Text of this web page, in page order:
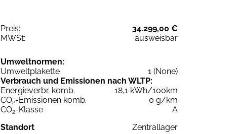
Preis:
34.299,00 €
MWSt:
ausweisbar
Umweltnormen:
Umweltplakette
1 (None)
Verbrauch und Emissionen nach WLTP:
Energieverbr. komb.
18,1 kWh/100km
CO2-Emissionen komb.
0 g/km
CO2-Klasse
A
Standort
Zentrallager